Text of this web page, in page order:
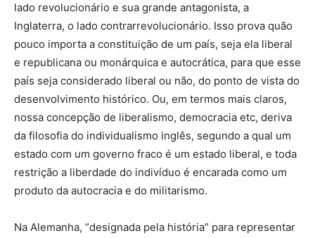
lado revolucionário e sua grande antagonista, a
Inglaterra, o lado contrarrevolucionário. Isso prova quão
pouco importa a constituição de um país, seja ela liberal
e republicana ou monárquica e autocrática, para que esse
país seja considerado liberal ou não, do ponto de vista do
desenvolvimento histórico. Ou, em termos mais claros,
nossa concepção de liberalismo, democracia etc, deriva
da filosofia do individualismo inglês, segundo a qual um
estado com um governo fraco é um estado liberal, e toda
restrição a liberdade do indivíduo é encarada como um
produto da autocracia e do militarismo.
Na Alemanha, “designada pela história” para representar